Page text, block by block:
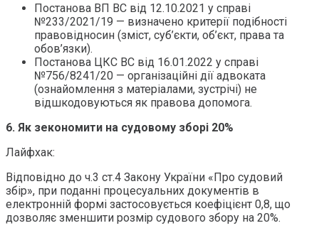
Постанова ВП ВС від 12.10.2021 у справі
№233/2021/19 — визначено критерії подібності
правовідносин (зміст, суб’єкти, об’єкт, права та
обов’язки).
Постанова ЦКС ВС від 16.01.2022 у справі
№756/8241/20 — організаційні дії адвоката
(ознайомлення з матеріалами, зустрічі) не
відшкодовуються як правова допомога.
6. Як зекономити на судовому зборі 20%
Лайфхак:
Відповідно до ч.3 ст.4 Закону України «Про судовий
збір», при поданні процесуальних документів в
електронній формі застосовується коефіцієнт 0,8, що
дозволяє зменшити розмір судового збору на 20%.